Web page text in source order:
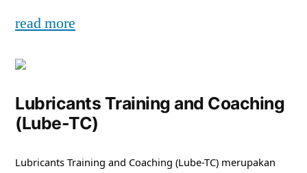
read more
Lubricants Training and Coaching
(Lube-TC)
Lubricants Training and Coaching (Lube-TC) merupakan